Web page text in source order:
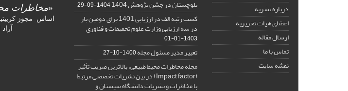
درباره نشریه
اعضای هیات تحریریه
ارسال مقاله
تماس با ما
نقشه سایت
بلوچستان در جشن پژوهش 1404 1404-09-29
کسب رتبه الف در ارزیابی 1401 برای دومین بار
در سه ارزیابی وزارت علوم تحقیقات و فناوری
1403-01-01
تغییر مدیر مسئول مجله1400-10-27
مجله مخاطرات محیط طبیعی، بالاترین ضریب تأثیر
(Impact factor) در بین نشریات تخصصی مرتبط
با مخاطرات و نشریات دانشگاه سیستان و
«مخاطرات
اساس مجوز